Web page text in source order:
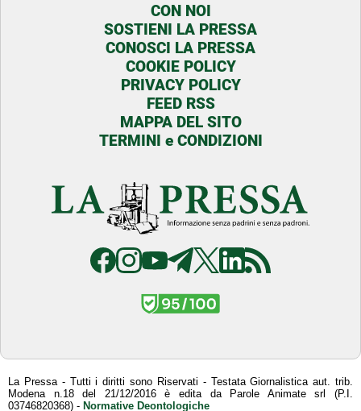
CON NOI
SOSTIENI LA PRESSA
CONOSCI LA PRESSA
COOKIE POLICY
PRIVACY POLICY
FEED RSS
MAPPA DEL SITO
TERMINI e CONDIZIONI
La Pressa - Tutti i diritti sono Riservati - Testata Giornalistica aut. trib.
Modena n.18 del 21/12/2016 è edita da Parole Animate srl (P.I.
03746820368) - Normative Deontologiche